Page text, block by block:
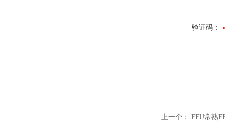
验证码：
上一个： FFU常熟